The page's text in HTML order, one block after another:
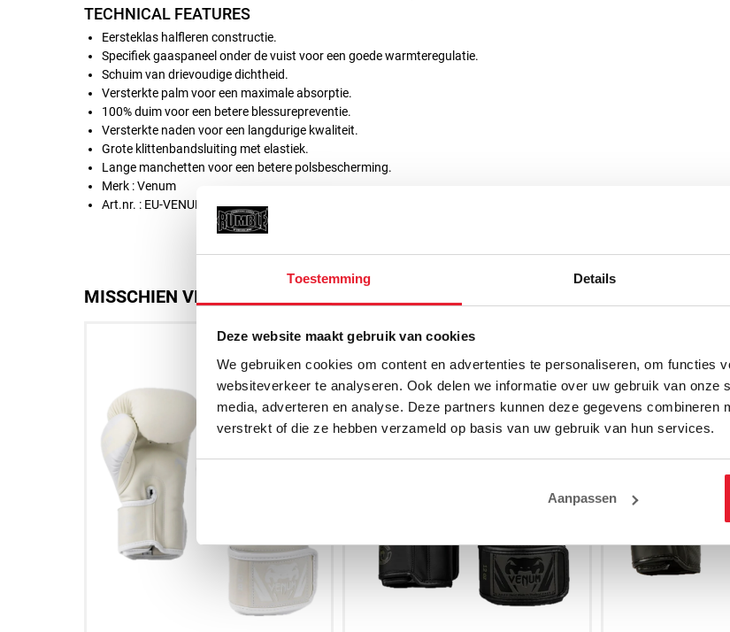
Toestemming Details
Deze website maakt gebruik van cookies
We gebruiken cookies om content en advertenties te personaliseren, om functies
websiteverkeer te analyseren. Ook delen we informatie over uw gebruik van onze
media, adverteren en analyse. Deze partners kunnen deze gegevens combineren
verstrekt of die ze hebben verzameld op basis van uw gebruik van hun services.
Aanpassen
TECHNICAL FEATURES
Eersteklas halfleren constructie.
Specifiek gaaspaneel onder de vuist voor een goede warmteregulatie.
Schuim van drievoudige dichtheid.
Versterkte palm voor een maximale absorptie.
100% duim voor een betere blessurepreventie.
Versterkte naden voor een langdurige kwaliteit.
Grote klittenbandsluiting met elastiek.
Lange manchetten voor een betere polsbescherming.
Merk : Venum
Art.nr. : EU-VENUM-1392-BC
MISSCHIEN VIND JE DIT OOK LEUK